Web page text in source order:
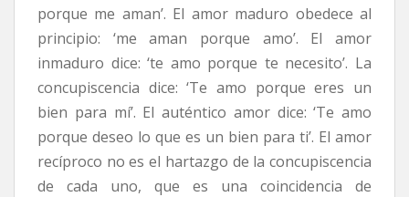
porque me aman’. El amor maduro obedece al
principio: ‘me aman porque amo’. El amor
inmaduro dice: ‘te amo porque te necesito’. La
concupiscencia dice: ‘Te amo porque eres un
bien para mí’. El auténtico amor dice: ‘Te amo
porque deseo lo que es un bien para ti’. El amor
recíproco no es el hartazgo de la concupiscencia
de cada uno, que es una coincidencia de